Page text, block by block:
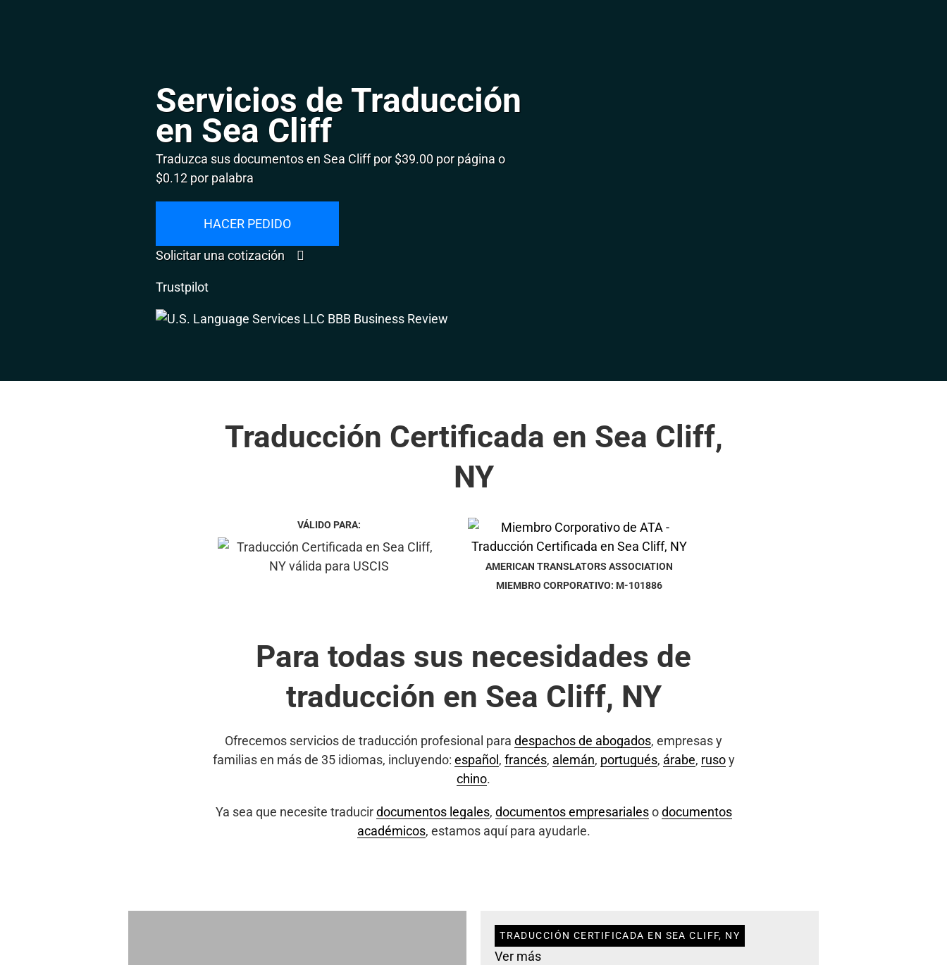
Servicios de Traducción
en Sea Cliff
Traduzca sus documentos en Sea Cliff por $39.00 por página o
$0.12 por palabra
HACER PEDIDO
Solicitar una cotización
Trustpilot
Traducción Certificada en Sea Cliff,
NY
VÁLIDO PARA:
AMERICAN TRANSLATORS ASSOCIATION
MIEMBRO CORPORATIVO: M-101886
Para todas sus necesidades de
traducción en Sea Cliff, NY
Ofrecemos servicios de traducción profesional para despachos de abogados, empresas y
familias en más de 35 idiomas, incluyendo: español , francés, alemán, portugués, árabe, rusoy
chino.
Ya sea que necesite traducirdocumentos legales, documentos empresarialesodocumentos
académicos, estamos aquí para ayudarle.
TRADUCCIÓN CERTIFICADA EN SEA CLIFF, NY
Ver más